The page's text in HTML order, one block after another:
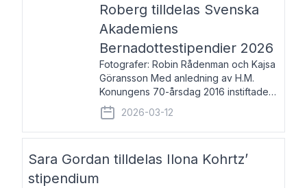
Roberg tilldelas Svenska
Akademiens
Bernadottestipendier 2026
Fotografer: Robin Rådenman och Kajsa
Göransson Med anledning av H.M.
Konungens 70-årsdag 2016 instiftade
fem av de kungliga akademierna det så
kallade Bernadotteprogrammet med
syfte att genom stipendier erbjuda stöd
2026-03-12
Sara Gordan tilldelas Ilona Kohrtz’
stipendium